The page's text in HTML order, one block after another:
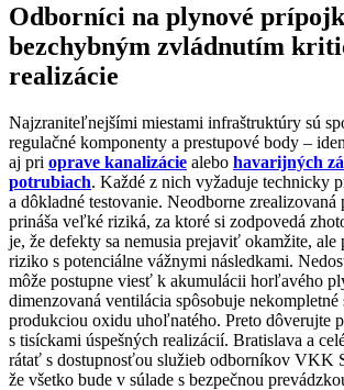
Odborníci na plynové
bezchybným zvládnutím
realizácie
Najzraniteľnejšími miestami infraštruktúry sú
regulačné komponenty a prestupové body –
aj pri oprave kanalizácie alebo havarijných
potrubiach. Každé z nich vyžaduje technicky
a dôkladné testovanie. Neodborne
prináša veľké riziká, za ktoré si zodpovedá
je, že defekty sa nemusia prejaviť okamžite, ale
riziko s potenciálne vážnymi následkami.
môže postupne viesť k akumulácii horľavého
dimenzovaná ventilácia spôsobuje
produkciou oxidu uhoľnatého. Preto dôverujte
s tisíckami úspešných realizácií. Bratislava a
rátať s dostupnosťou služieb odborníkov VKK
že všetko bude v súlade s bezpečnou